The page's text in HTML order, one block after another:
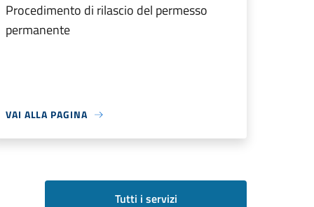
Procedimento di rilascio del permesso
permanente
VAI ALLA PAGINA
Tutti i servizi